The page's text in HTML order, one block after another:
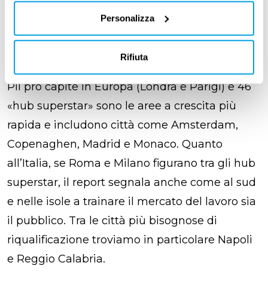
Personalizza
Rifiuta
Pil pro capite in Europa (Londra e Parigi) e 46
«hub superstar» sono le aree a crescita più
rapida e includono città come Amsterdam,
Copenaghen, Madrid e Monaco. Quanto
all’Italia, se Roma e Milano figurano tra gli hub
superstar, il report segnala anche come al sud
e nelle isole a trainare il mercato del lavoro sia
il pubblico. Tra le città più bisognose di
riqualificazione troviamo in particolare Napoli
e Reggio Calabria.